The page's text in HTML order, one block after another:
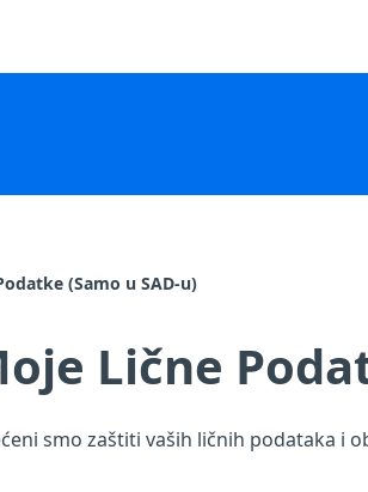
(Samo u SAD-u)
Lične
smo zaštiti vaših ličnih podataka